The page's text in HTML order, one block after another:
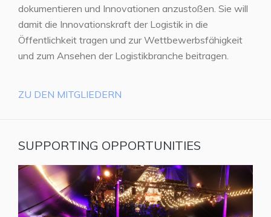
dokumentieren und Innovationen anzustoßen. Sie will
damit die Innovationskraft der Logistik in die
Öffentlichkeit tragen und zur Wettbewerbsfähigkeit
und zum Ansehen der Logistikbranche beitragen.
ZU DEN MITGLIEDERN
SUPPORTING OPPORTUNITIES